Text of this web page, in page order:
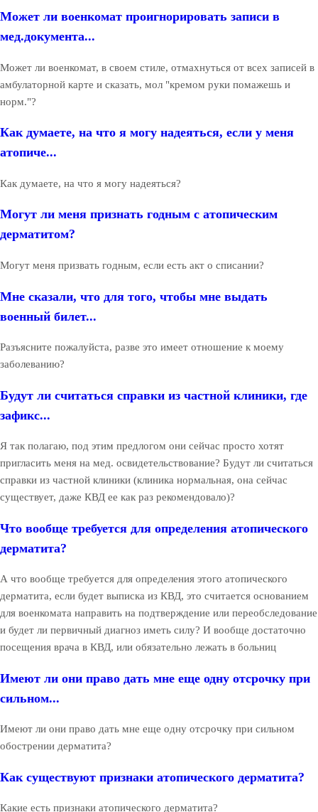
Может ли военкомат проигнорировать записи в
мед.документа...
Может ли военкомат, в своем стиле, отмахнуться от всех записей в
амбулаторной карте и сказать, мол "кремом руки помажешь и
норм."?
Как думаете, на что я могу надеяться, если у меня
атопиче...
Как думаете, на что я могу надеяться?
Могут ли меня признать годным с атопическим
дерматитом?
Могут меня призвать годным, если есть акт о списании?
Мне сказали, что для того, чтобы мне выдать
военный билет...
Разъясните пожалуйста, разве это имеет отношение к моему
заболеванию?
Будут ли считаться справки из частной клиники, где
зафикс...
Я так полагаю, под этим предлогом они сейчас просто хотят
пригласить меня на мед. освидетельствование? Будут ли считаться
справки из частной клиники (клиника нормальная, она сейчас
существует, даже КВД ее как раз рекомендовало)?
Что вообще требуется для определения атопического
дерматита?
А что вообще требуется для определения этого атопического
дерматита, если будет выписка из КВД, это считается основанием
для военкомата направить на подтверждение или переобследование
и будет ли первичный диагноз иметь силу? И вообще достаточно
посещения врача в КВД, или обязательно лежать в больниц
Имеют ли они право дать мне еще одну отсрочку при
сильном...
Имеют ли они право дать мне еще одну отсрочку при сильном
обострении дерматита?
Как существуют признаки атопического дерматита?
Какие есть признаки атопического дерматита?